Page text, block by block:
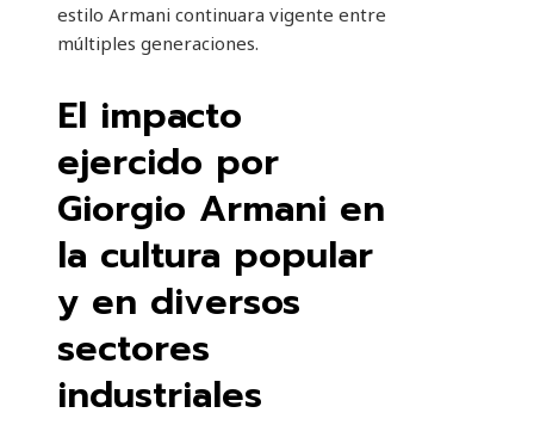
estilo Armani continuara vigente entre
múltiples generaciones.
El impacto
ejercido por
Giorgio Armani en
la cultura popular
y en diversos
sectores
industriales